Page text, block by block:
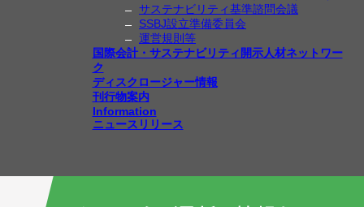
サステナビリティ基準諮問会議
SSBJ設立準備委員会
運営規則等
国際会計・サステナビリティ開示人材ネットワー
ク
ディスクロージャー情報
刊行物案内
Information
ニュースリリース